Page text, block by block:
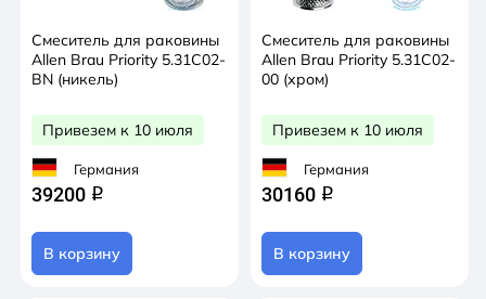
Смеситель для раковины
Allen Brau Priority 5.31С02-
BN (никель)
Привезем к 10 июля
Германия
39200 q
В корзину
Смеситель для раковины
Allen Brau Priority 5.31С02-
00 (хром)
Привезем к 10 июля
Германия
30160 q
В корзину